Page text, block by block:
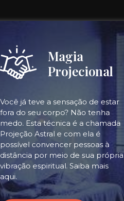
Magia
Projecional
Você já teve a sensação de estar
fora do seu corpo? Não tenha
medo. Esta técnica é a chamada
Projeção Astral e com ela é
possível convencer pessoas à
distância por meio de sua própria
vibração espiritual. Saiba mais
aqui.